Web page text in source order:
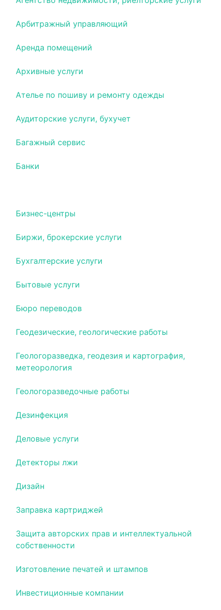
Арбитражный управляющий
Аренда помещений
Архивные услуги
Ателье по пошиву и ремонту одежды
Аудиторские услуги, бухучет
Багажный сервис
Банки
Бизнес-центры
Биржи, брокерские услуги
Бухгалтерские услуги
Бытовые услуги
Бюро переводов
Геодезические, геологические работы
Геологоразведка, геодезия и картография,
метеорология
Геологоразведочные работы
Дезинфекция
Деловые услуги
Детекторы лжи
Дизайн
Заправка картриджей
Защита авторских прав и интеллектуальной
собственности
Изготовление печатей и штампов
Инвестиционные компании